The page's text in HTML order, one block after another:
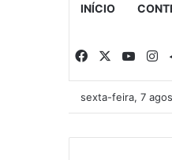
INÍCIO
Facebook
sexta-feira, 7